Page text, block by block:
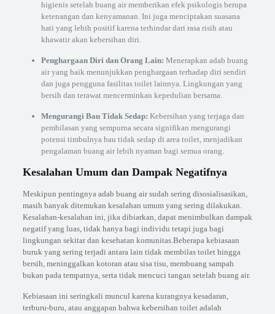
higienis setelah buang air memberikan efek psikologis berupa
ketenangan dan kenyamanan. Ini juga menciptakan suasana
hati yang lebih positif karena terhindar dari rasa risih atau
khawatir akan kebersihan diri.
Penghargaan Diri dan Orang Lain: Menerapkan adab buang
air yang baik menunjukkan penghargaan terhadap diri sendiri
dan juga pengguna fasilitas toilet lainnya. Lingkungan yang
bersih dan terawat mencerminkan kepedulian bersama.
Mengurangi Bau Tidak Sedap: Kebersihan yang terjaga dan
pembilasan yang sempurna secara signifikan mengurangi
potensi timbulnya bau tidak sedap di area toilet, menjadikan
pengalaman buang air lebih nyaman bagi semua orang.
Kesalahan Umum dan Dampak Negatifnya
Meskipun pentingnya adab buang air sudah sering disosialisasikan,
masih banyak ditemukan kesalahan umum yang sering dilakukan.
Kesalahan-kesalahan ini, jika dibiarkan, dapat menimbulkan dampak
negatif yang luas, tidak hanya bagi individu tetapi juga bagi
lingkungan sekitar dan kesehatan komunitas.Beberapa kebiasaan
buruk yang sering terjadi antara lain tidak membilas toilet hingga
bersih, meninggalkan kotoran atau sisa tisu, membuang sampah
bukan pada tempatnya, serta tidak mencuci tangan setelah buang air.
Kebiasaan ini seringkali muncul karena kurangnya kesadaran,
terburu-buru, atau anggapan bahwa kebersihan toilet adalah